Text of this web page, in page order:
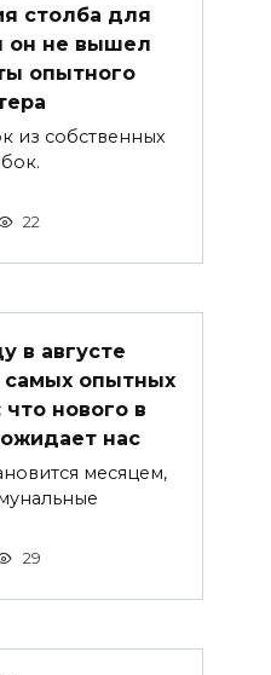
столба для
он не вышел
опытного
из собственных
22
в августе
опытных
нового в
нас
месяцем,
29